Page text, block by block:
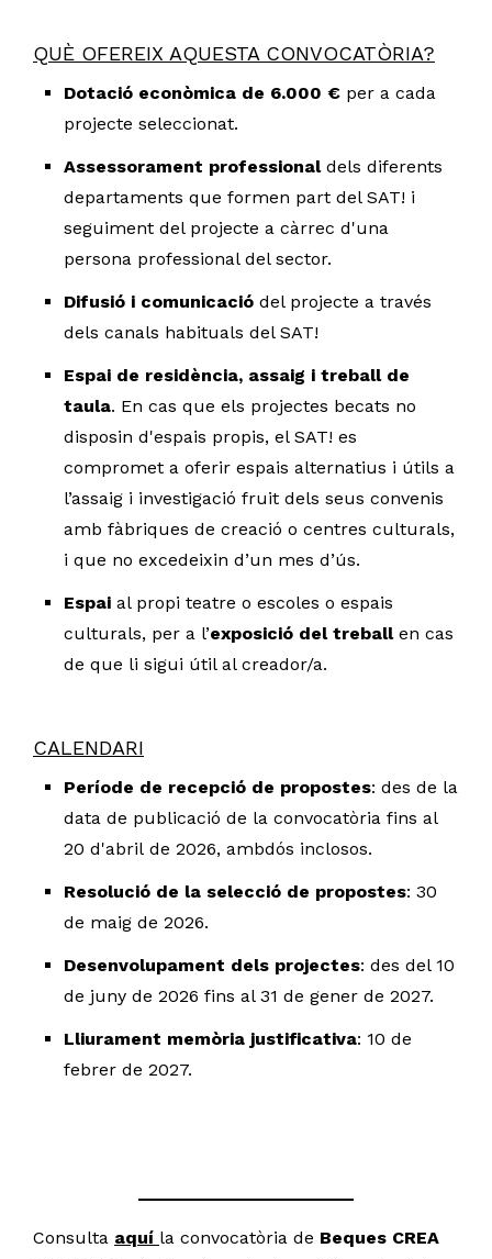
QUÈ OFEREIX AQUESTA CONVOCATÒRIA?
Dotació econòmica de 6.000 € per a cada
projecte seleccionat.
Assessorament professionaldels diferents
departaments que formen part del SAT! i
seguiment del projecte a càrrec d'una
persona professional del sector.
Difusió i comunicació del projecte a través
dels canals habituals del SAT!
Espai de residència, assaig i treball de
taula. En cas que els projectes becats no
disposin d'espais propis, el SAT! es
compromet a oferir espais alternatius i útils a
l’assaig i investigació fruit dels seus convenis
amb fàbriques de creació o centres culturals,
i que no excedeixin d’un mes d’ús.
Espai al propi teatre o escoles o espais
culturals, per a l’exposició del treballen cas
de que li sigui útil al creador/a.
CALENDARI
Període de recepció de propostes: des de la
data de publicació de la convocatòria fins al
20 d'abril de 2026, ambdós inclosos.
Resolució de la selecció de propostes: 30
de maig de 2026.
Desenvolupament dels projectes: des del 10
de juny de 2026 fins al 31 de gener de 2027.
Lliurament memòria justificativa: 10 de
febrer de 2027.
Consulta aquí la convocatòria de Beques CREA